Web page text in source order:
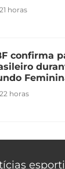
horas
confirma
horas